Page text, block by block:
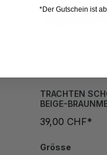
TRACHTEN
BEIGE-
39,00 CHF*
Grösse
*Der Gutschein ist